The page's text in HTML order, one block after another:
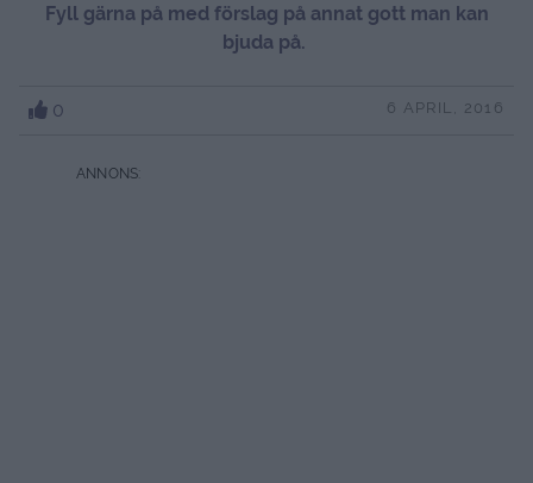
Fyll gärna på med förslag på annat gott man kan
bjuda på.
0 6 APRIL, 2016